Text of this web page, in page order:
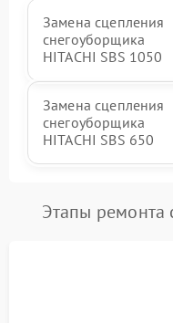
Замена сцепления
снегоуборщика
HITACHI SBS 1050
Замена сцепления
снегоуборщика
HITACHI SBS 650
Этапы ремонта